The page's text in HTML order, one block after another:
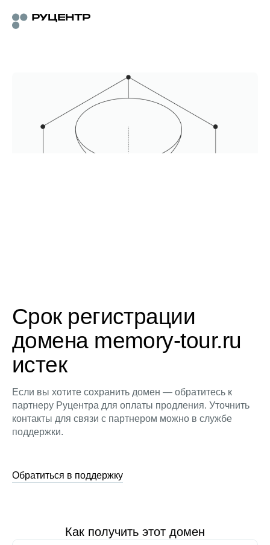
Срок регистрации
домена memory-tour.ru
истек
Если вы хотите сохранить домен — обратитесь к
партнеру Руцентра для оплаты продления. Уточнить
контакты для связи с партнером можно в службе
поддержки.
Обратиться в поддержку
Как получить этот домен